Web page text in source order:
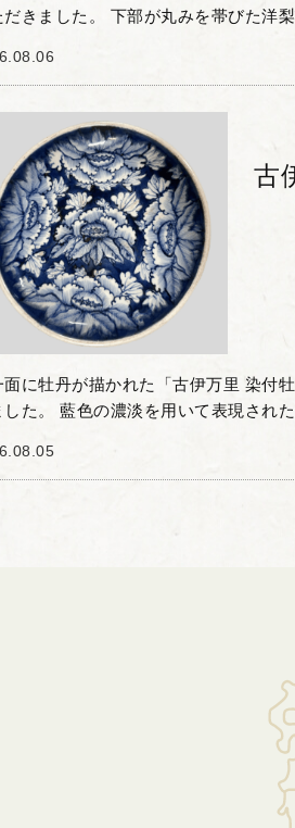
だきました。 下部が丸みを帯びた洋
ています。...
古
面に牡丹が描かれた「古伊万里 染付
した。 藍色の濃淡を用いて表現され
ある白い...